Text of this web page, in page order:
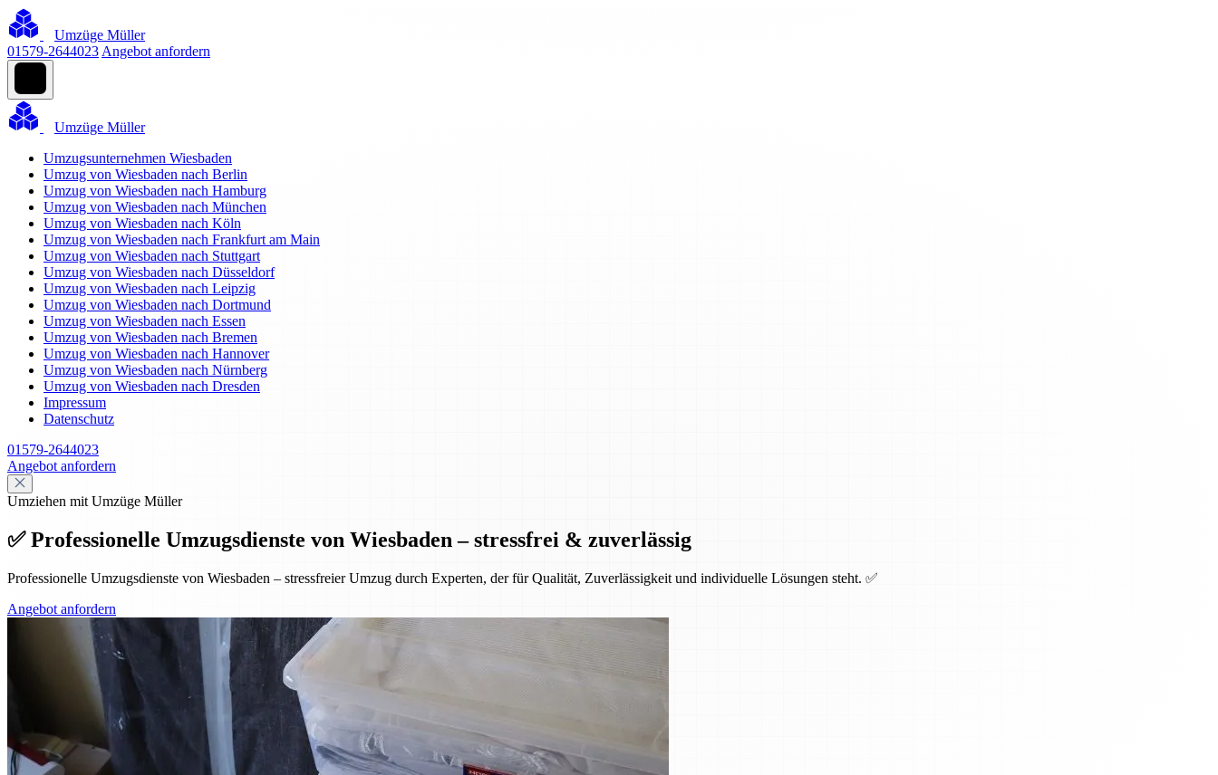
Umzüge Müller
01579-2644023 Angebot anfordern
Umzüge Müller
Umzugsunternehmen Wiesbaden
Umzug von Wiesbaden nach Berlin
Umzug von Wiesbaden nach Hamburg
Umzug von Wiesbaden nach München
Umzug von Wiesbaden nach Köln
Umzug von Wiesbaden nach Frankfurt am Main
Umzug von Wiesbaden nach Stuttgart
Umzug von Wiesbaden nach Düsseldorf
Umzug von Wiesbaden nach Leipzig
Umzug von Wiesbaden nach Dortmund
Umzug von Wiesbaden nach Essen
Umzug von Wiesbaden nach Bremen
Umzug von Wiesbaden nach Hannover
Umzug von Wiesbaden nach Nürnberg
Umzug von Wiesbaden nach Dresden
Impressum
Datenschutz
01579-2644023
Angebot anfordern
Umziehen mit Umzüge Müller
✅ Professionelle Umzugsdienste von Wiesbaden – stressfrei & zuverlässig
Professionelle Umzugsdienste von Wiesbaden – stressfreier Umzug durch Experten, der für Qualität, Zuverlässigkeit und individuelle Lösungen steht. ✅
Angebot anfordern